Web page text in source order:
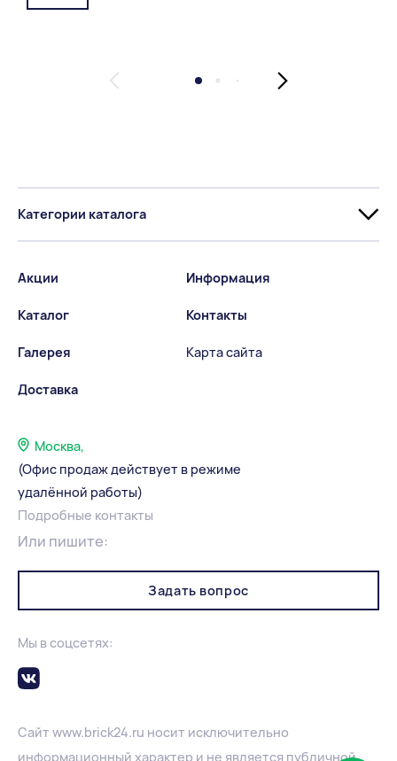
Категории каталога
Акции
Каталог
Галерея
Доставка
Информация
Контакты
Карта сайта
Москва,
(Офис продаж действует в режиме
удалённой работы)
Подробные контакты
Или пишите:
Задать вопрос
Мы в соцсетях:
Сайт www.brick24.ru носит исключительно
информационный характер и не является публичной